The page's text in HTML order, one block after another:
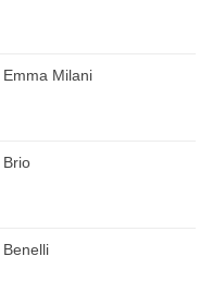
Emma Milani
₽
Brio
₽
Benelli